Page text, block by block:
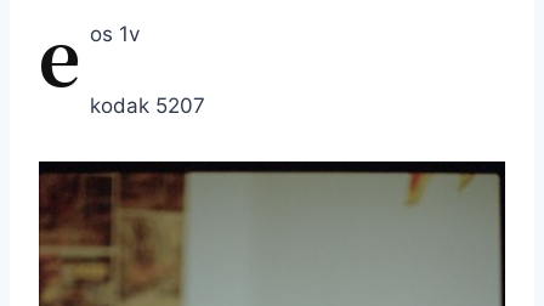
e os 1v
kodak 5207